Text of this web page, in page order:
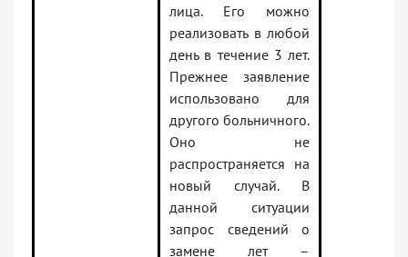
лица. Его можно
реализовать в любой
день в течение 3 лет.
Прежнее заявление
использовано для
другого больничного.
Оно не
распространяется на
новый случай. В
данной ситуации
запрос сведений о
замене лет –